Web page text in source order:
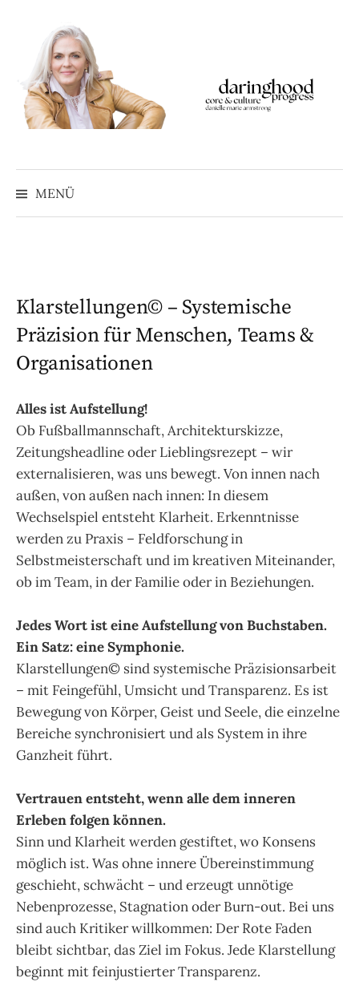
Inhalt
MENÜ
Klarstellungen© – Systemische
Präzision für Menschen, Teams &
Organisationen
Alles ist Aufstellung!
Ob Fußballmannschaft, Architekturskizze,
Zeitungsheadline oder Lieblingsrezept – wir
externalisieren, was uns bewegt. Von innen nach
außen, von außen nach innen: In diesem
Wechselspiel entsteht Klarheit. Erkenntnisse
werden zu Praxis – Feldforschung in
Selbstmeisterschaft und im kreativen Miteinander,
ob im Team, in der Familie oder in Beziehungen.
Jedes Wort ist eine Aufstellung von Buchstaben.
Ein Satz: eine Symphonie.
Klarstellungen© sind systemische Präzisionsarbeit
– mit Feingefühl, Umsicht und Transparenz. Es ist
Bewegung von Körper, Geist und Seele, die einzelne
Bereiche synchronisiert und als System in ihre
Ganzheit führt.
Vertrauen entsteht, wenn alle dem inneren
Erleben folgen können.
Sinn und Klarheit werden gestiftet, wo Konsens
möglich ist. Was ohne innere Übereinstimmung
geschieht, schwächt – und erzeugt unnötige
Nebenprozesse, Stagnation oder Burn-out. Bei uns
sind auch Kritiker willkommen: Der Rote Faden
bleibt sichtbar, das Ziel im Fokus. Jede Klarstellung
beginnt mit feinjustierter Transparenz.